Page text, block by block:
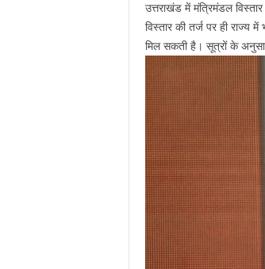
उत्तराखंड में मंत्रिमंडल
विस्तार की तर्ज पर ही राज्य
मिल सकती है। सूत्रों के